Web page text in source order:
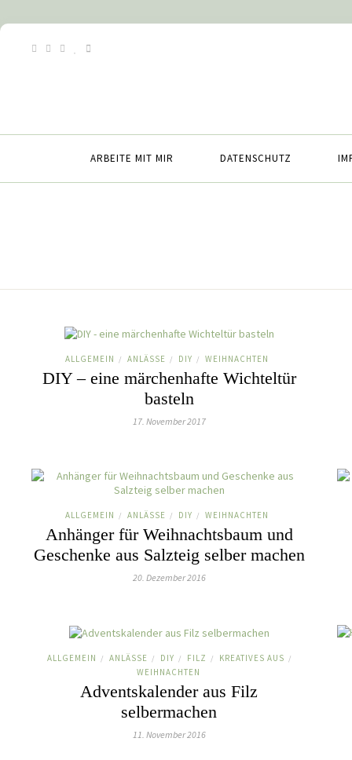
ARBEITE MIT MIR DATENSCHUTZ
ALLGEMEIN / ANLÄSSE / DIY / WEIHNACHTEN
DIY – eine märchenhafte Wichteltür
basteln
17. November 2017
ALLGEMEIN / ANLÄSSE / DIY / WEIHNACHTEN
Anhänger für Weihnachtsbaum und
Geschenke aus Salzteig selber machen
20. Dezember 2016
ALLGEMEIN / ANLÄSSE / DIY / FILZ / KREATIVES AUS /
WEIHNACHTEN
Adventskalender aus Filz
selbermachen
11. November 2016